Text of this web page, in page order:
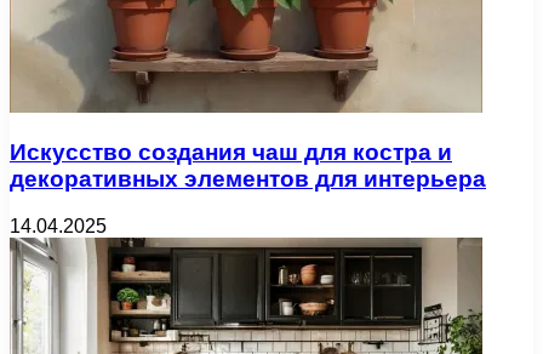
Искусство создания чаш для костра и
декоративных элементов для интерьера
14.04.2025